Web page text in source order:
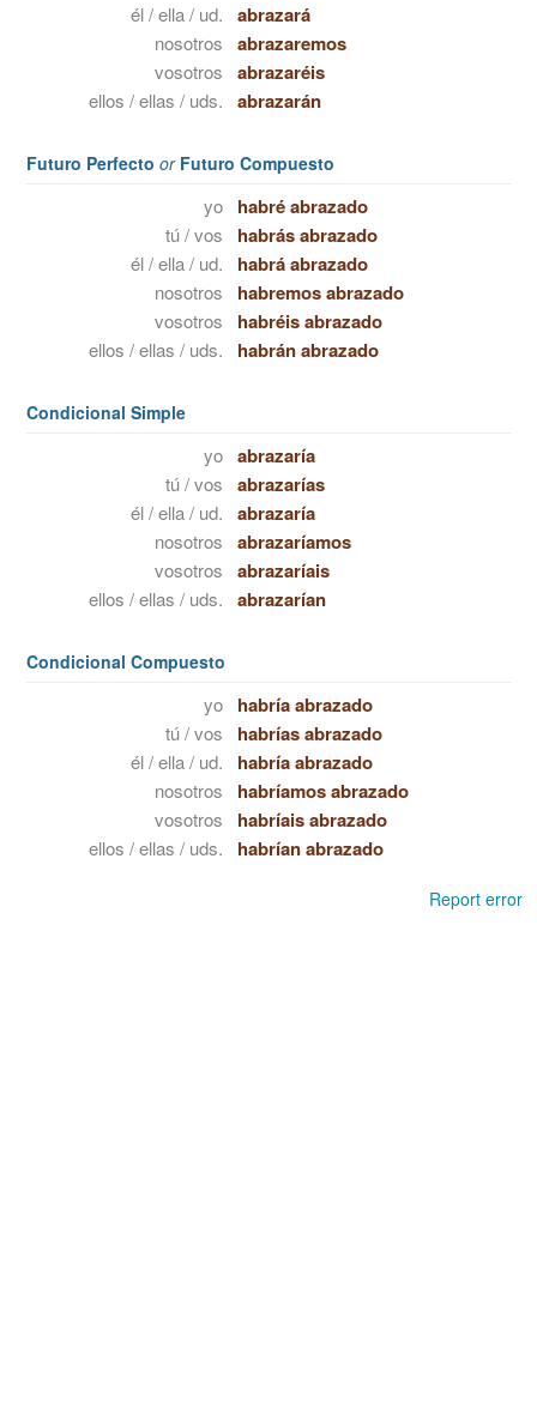
él / ella / ud. abrazará
nosotros abrazaremos
vosotros abrazaréis
ellos / ellas / uds. abrazarán
Futuro Perfecto orFuturo Compuesto
yo habré abrazado
tú / vos habrás abrazado
él / ella / ud. habrá abrazado
nosotros habremos abrazado
vosotros habréis abrazado
ellos / ellas / uds. habrán abrazado
Condicional Simple
yo abrazaría
tú / vos abrazarías
él / ella / ud. abrazaría
nosotros abrazaríamos
vosotros abrazaríais
ellos / ellas / uds. abrazarían
Condicional Compuesto
yo habría abrazado
tú / vos habrías abrazado
él / ella / ud. habría abrazado
nosotros habríamos abrazado
vosotros habríais abrazado
ellos / ellas / uds. habrían abrazado
Report error